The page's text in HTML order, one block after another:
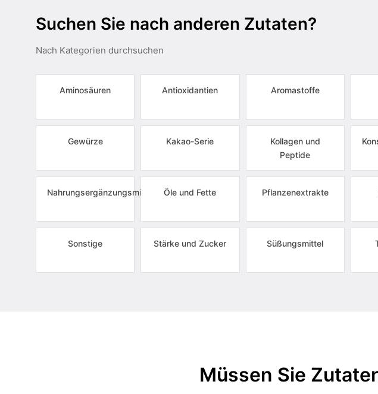
Suchen Sie nach anderen Zutaten?
Nach Kategorien durchsuchen
Aminosäuren Antioxidantien Aromastoffe
Gewürze Kakao-Serie
Kollagen und
Peptide
Nahrungsergänzungsmittel Öle und Fette Pflanzenextrakte
Sonstige Stärke und Zucker Süßungsmittel
Müssen Sie